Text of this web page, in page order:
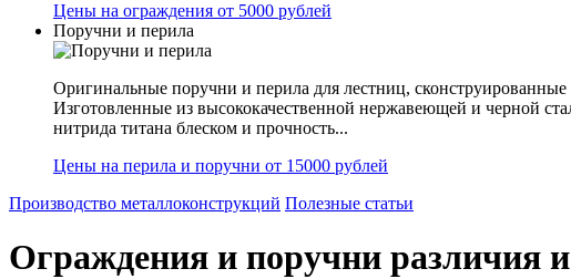
Цены на ограждения от 5000 рублей
Поручни и перила
Оригинальные поручни и перила для лестниц,
Изготовленные из высококачественной нержавеющей и черной
нитрида титана блеском и прочность...
Цены на перила и поручни от 15000 рублей
Производство металлоконструкций Полезные статьи
Ограждения и поручни различия и